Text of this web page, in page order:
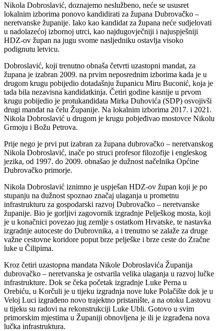
Nikola Dobroslavić, doznajemo neslužbeno, neće se ususret
lokalnim izborima ponovo kandidirati za župana Dubrovačko –
neretvanske županije. Iako kao kandidat za župana neće sudjelovati
u nadolazećoj izbornoj utrci, kao najdugovječniji i najuspješniji
HDZ-ov župan na jugu svome nasljedniku ostavlja visoko
podignutu letvicu.
Dobroslavić, koji trenutno obnaša četvrti uzastopni mandat, za
župana je izabran 2009. na prvim neposrednim izborima kada je u
drugom krugu pobijedio dotadašnju županicu Miru Buconić, koja je
tada bila nezavisna kandidatkinja. Četiri godine kasnije u prvom
krugu pobijedio je protukandidata Mirka Duhovića (SDP) osvojivši
drugi mandat na čelu Županije. Na lokalnim izborima 2017. i 2021.
Nikola Dobroslavić u drugom je krugu pobjeđivao mostovce Nikolu
Grmoju i Božu Petrova.
Prije nego je prvi put izabran za župana dubrovačko – neretvanskog
Nikola Dobroslavić, inače po struci profesor filozofije i engleskog
jezika, od 1997. do 2009. obnašao je dužnost načelnika Općine
Dubrovačko primorje.
Nikola Dobroslavić iznimno je uspješan HDZ-ov župan koji je po
stupanju na dužnost spoznao značaj ulaganja u prometnu
infrastrukturu za gospodarski razvoj Dubrovačko – neretvanske
županije. Bio je gorljivi zagovornik izgradnje Pelješkog mosta, koji
je u konačnici povezao jug zemlje s ostatkom Hrvatske, te nastavka
izgradnje autoceste do Dubrovnika, a i trenutno se zalaže za druge
važne cestovne koridore poput brze pelješke i brze ceste do Zračne
luke u Čilipima.
Kroz četiri uzastopna mandata Nikole Dobroslavića Županija
dubrovačko – neretvanska je ostvarila velika ulaganja u razvoj lučke
infrastrukture. Dok se čeka početak izgradnje Luke Perna u
Orebiću, u Korčuli je u tijeku izgradnja nove luke Polačište dok je u
Veloj Luci izgrađeno novo trajektno pristanište, a na otoku Lastovu
u tijeku su radovi na rekonstrukciji Luke Ubli. Gotovo u svim
primorskim mjestima u Županiji obnovljena je ili je izgrađena nova
lučka infrastruktura.